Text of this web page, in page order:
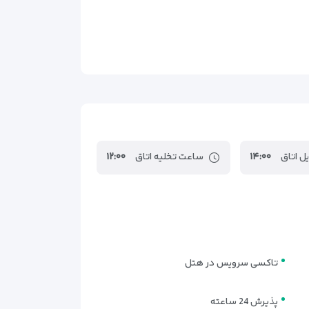
اتاق ۱۴:۰۰ ساعت تخلیه اتاق ۱۲:۰۰
تاکسی سرویس در هتل
پذیرش 24 ساعته